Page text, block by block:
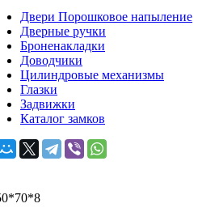
Двери Порошковое напыление
Дверные ручки
Броненакладки
Доводчики
Цилиндровые механизмы
Глазки
Задвижки
Каталог замков